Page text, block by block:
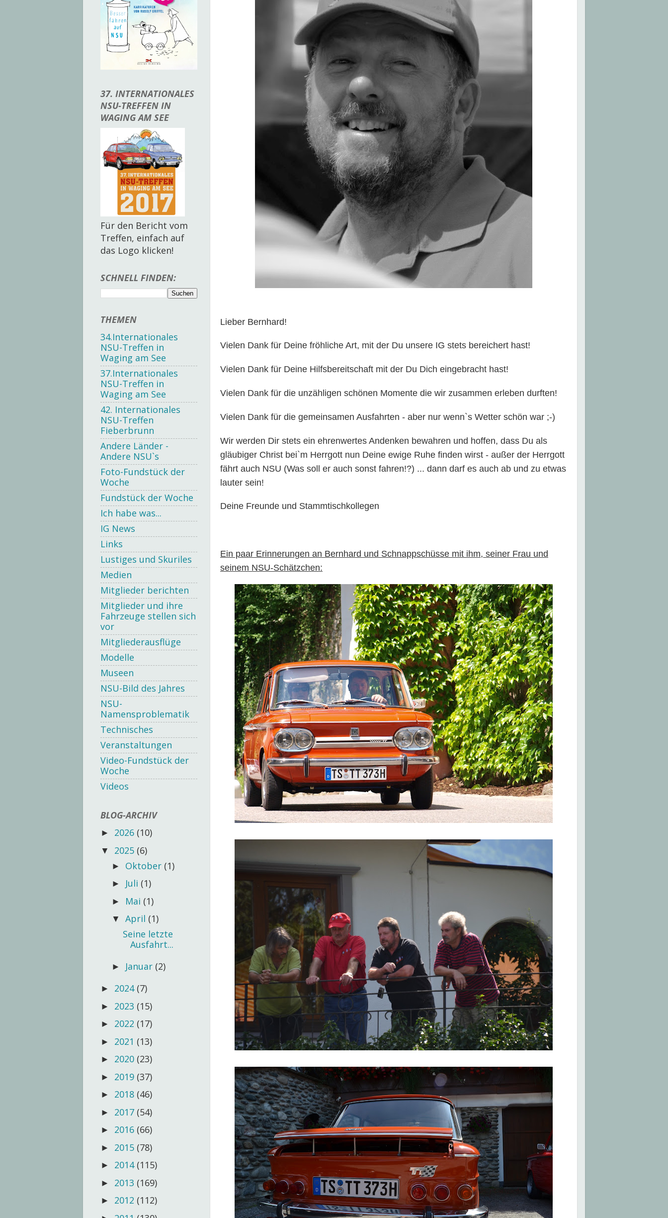
Lieber Bernhard!
Vielen Dank für Deine fröhliche Art, mit der Du unsere IG stets bereichert hast!
Vielen Dank für Deine Hilfsbereitschaft mit der Du Dich eingebracht hast!
Vielen Dank für die unzähligen schönen Momente die wir zusammen erleben durften!
Vielen Dank für die gemeinsamen Ausfahrten - aber nur wenn`s Wetter schön war ;-)
Wir werden Dir stets ein ehrenwertes Andenken bewahren und hoffen, dass Du als
gläubiger Christ bei`m Herrgott nun Deine ewige Ruhe finden wirst - außer der Herrgott
fährt auch NSU (Was soll er auch sonst fahren!?) ... dann darf es auch ab und zu etwas
lauter sein!
Deine Freunde und Stammtischkollegen
Ein paar Erinnerungen an Bernhard und Schnappschüsse mit ihm, seiner Frau und
seinem NSU-Schätzchen:
37. INTERNATIONALES
NSU-TREFFEN IN
WAGING AM SEE
Für den Bericht vom
Treffen, einfach auf
das Logo klicken!
SCHNELL FINDEN:
THEMEN
34.Internationales
NSU-Treffen in
Waging am See
37.Internationales
NSU-Treffen in
Waging am See
42. Internationales
NSU-Treffen
Fieberbrunn
Andere Länder -
Andere NSU`s
Foto-Fundstück der
Woche
Fundstück der Woche
Ich habe was...
IG News
Links
Lustiges und Skuriles
Medien
Mitglieder berichten
Mitglieder und ihre
Fahrzeuge stellen sich
vor
Mitgliederausflüge
Modelle
Museen
NSU-Bild des Jahres
NSU-
Namensproblematik
Technisches
Veranstaltungen
Video-Fundstück der
Woche
Videos
BLOG-ARCHIV
► 2026 (10)
▼ 2025 (6)
► Oktober (1)
► Juli (1)
► Mai (1)
▼ April (1)
Seine letzte
Ausfahrt...
► Januar (2)
► 2024 (7)
► 2023 (15)
► 2022 (17)
► 2021 (13)
► 2020 (23)
► 2019 (37)
► 2018 (46)
► 2017 (54)
► 2016 (66)
► 2015 (78)
► 2014 (115)
► 2013 (169)
► 2012 (112)